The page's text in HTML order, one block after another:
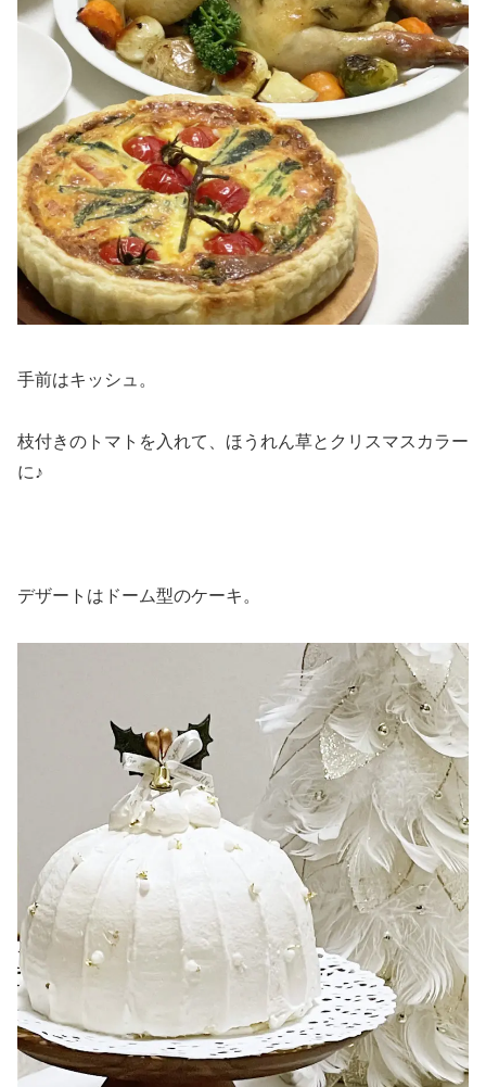
手前はキッシュ。
枝付きのトマトを入れて、ほうれん草とクリスマスカラー
に♪
デザートはドーム型のケーキ。